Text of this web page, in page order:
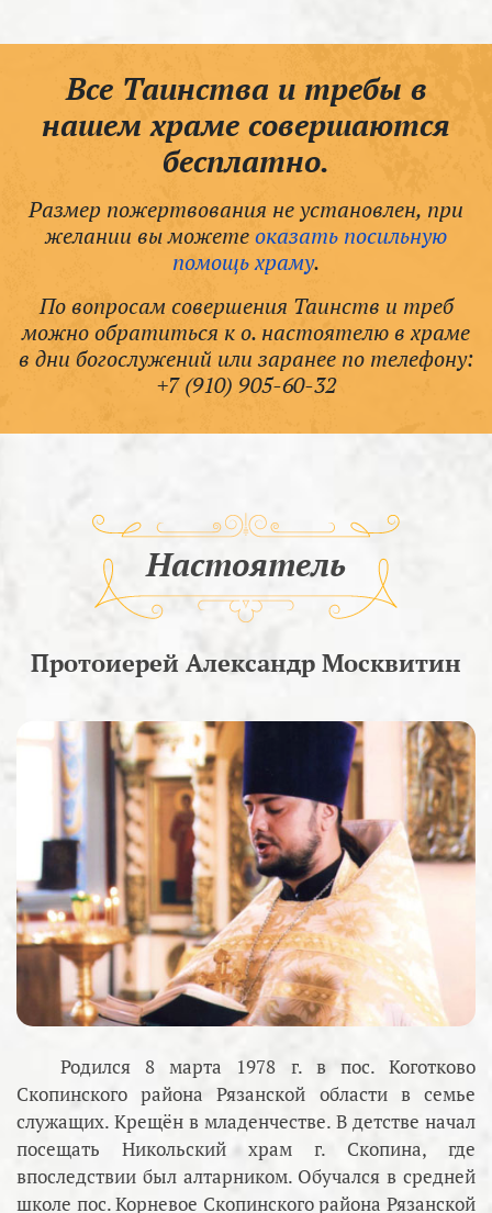
Все Таинства и требы в
нашем храме совершаются
бесплатно.
Размер пожертвования не установлен, при
желании вы можетеоказать посильную
помощь храму.
По вопросам совершения Таинств и треб
можно обратиться к о. настоятелю в храме
в дни богослужений или заранее по телефону:
+7 (910) 905-60-32
Настоятель
Протоиерей Александр Москвитин
Родился 8 марта 1978 г. в пос. Коготково
Скопинского района Рязанской области в семье
служащих. Крещён в младенчестве. В детстве начал
посещать Никольский храм г. Скопина, где
впоследствии был алтарником. Обучался в средней
школе пос. Корневое Скопинского района Рязанской